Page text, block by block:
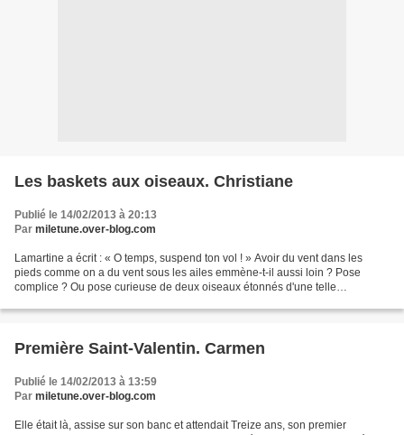
Les baskets aux oiseaux. Christiane
Publié le 14/02/2013 à 20:13
Par miletune.over-blog.com
Lamartine a écrit : « O temps, suspend ton vol ! » Avoir du vent dans les
pieds comme on a du vent sous les ailes emmène-t-il aussi loin ? Pose
complice ? Ou pose curieuse de deux oiseaux étonnés d'une telle
Première Saint-Valentin. Carmen
Publié le 14/02/2013 à 13:59
Par miletune.over-blog.com
Elle était là, assise sur son banc et attendait Treize ans, son premier